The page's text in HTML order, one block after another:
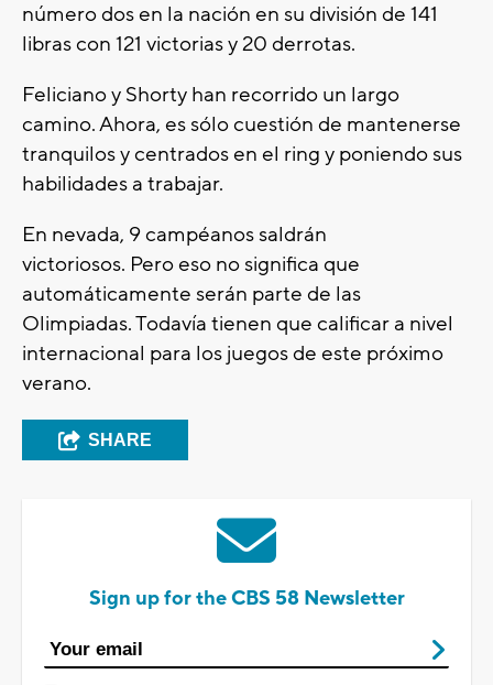
número dos en la nación en su división de 141
libras con 121 victorias y 20 derrotas.
Feliciano y Shorty han recorrido un largo
camino. Ahora, es sólo cuestión de mantenerse
tranquilos y centrados en el ring y poniendo sus
habilidades a trabajar.
En nevada, 9 campéanos saldrán
victoriosos. Pero eso no significa que
automáticamente serán parte de las
Olimpiadas. Todavía tienen que calificar a nivel
internacional para los juegos de este próximo
verano.
SHARE
Sign up for the CBS 58 Newsletter